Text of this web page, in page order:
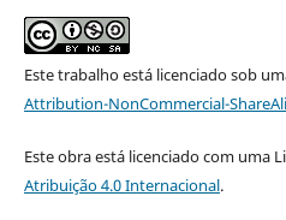
Este trabalho está licenciado sob
Attribution-NonCommercial-
Este obra está licenciado com uma
Atribuição 4.0 Internacional.